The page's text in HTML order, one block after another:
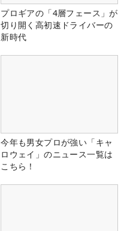
プロギアの「4層フェース」が
切り開く高初速ドライバーの
新時代
今年も男女プロが強い「キャ
ロウェイ」のニュース一覧は
こちら！